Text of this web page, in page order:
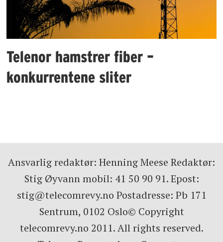
Telenor hamstrer fiber –
konkurrentene sliter
Ansvarlig redaktør: Henning Meese Redaktør:
Stig Øyvann mobil: 41 50 90 91. Epost:
stig@telecomrevy.no Postadresse: Pb 171
Sentrum, 0102 Oslo© Copyright
telecomrevy.no 2011. All rights reserved.